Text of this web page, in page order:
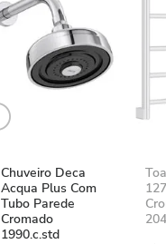
Chuveiro Deca
Acqua Plus Com
Tubo Parede
Cromado
1990.c.std